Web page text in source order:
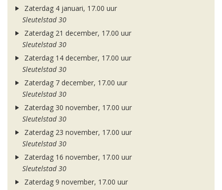
Zaterdag 4 januari, 17.00 uur
Sleutelstad 30
Zaterdag 21 december, 17.00 uur
Sleutelstad 30
Zaterdag 14 december, 17.00 uur
Sleutelstad 30
Zaterdag 7 december, 17.00 uur
Sleutelstad 30
Zaterdag 30 november, 17.00 uur
Sleutelstad 30
Zaterdag 23 november, 17.00 uur
Sleutelstad 30
Zaterdag 16 november, 17.00 uur
Sleutelstad 30
Zaterdag 9 november, 17.00 uur